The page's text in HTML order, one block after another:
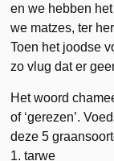
en we hebben
we matzes, ter
Toen het joodse
zo vlug dat er
Het woord
of ‘gerezen’.
deze 5
1. tarwe